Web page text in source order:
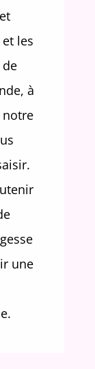
les
à
notre
une